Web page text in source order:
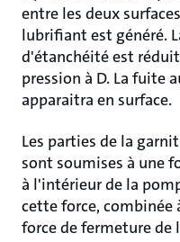
entre les deux
lubrifiant est généré.
d'étanchéité est
pression à D. La fuite
apparaitra en surface.
Les parties de la
sont soumises à une
à l'intérieur de la
cette force, combinée
force de fermeture de